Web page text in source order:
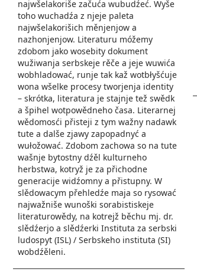
najwšelakoriše začuća wubudźeć. Wyše
toho wuchadźa z njeje paleta
najwšelakorišich měnjenjow a
nazhonjenjow. Literaturu móžemy
zdobom jako wosebity dokument
wužiwanja serbskeje rěče a jeje wuwića
wobhladować, runje tak kaž wotbłyšćuje
wona wšelke procesy tworjenja identity
– skrótka, literatura je stajnje tež swědk
a špihel wotpowědneho časa. Literarnej
wědomosći přisteji z tym wažny nadawk
tute a dalše zjawy zapopadnyć a
wułožować. Zdobom zachowa so na tute
wašnje bytostny dźěl kulturneho
herbstwa, kotryž je za přichodne
generacije widźomny a přistupny. W
slědowacym přehledźe maja so rysować
najwažniše wunoški sorabistiskeje
literaturowědy, na kotrejž běchu mj. dr.
slědźerjo a slědźerki Instituta za serbski
ludospyt (ISL) / Serbskeho instituta (SI)
wobdźěleni.